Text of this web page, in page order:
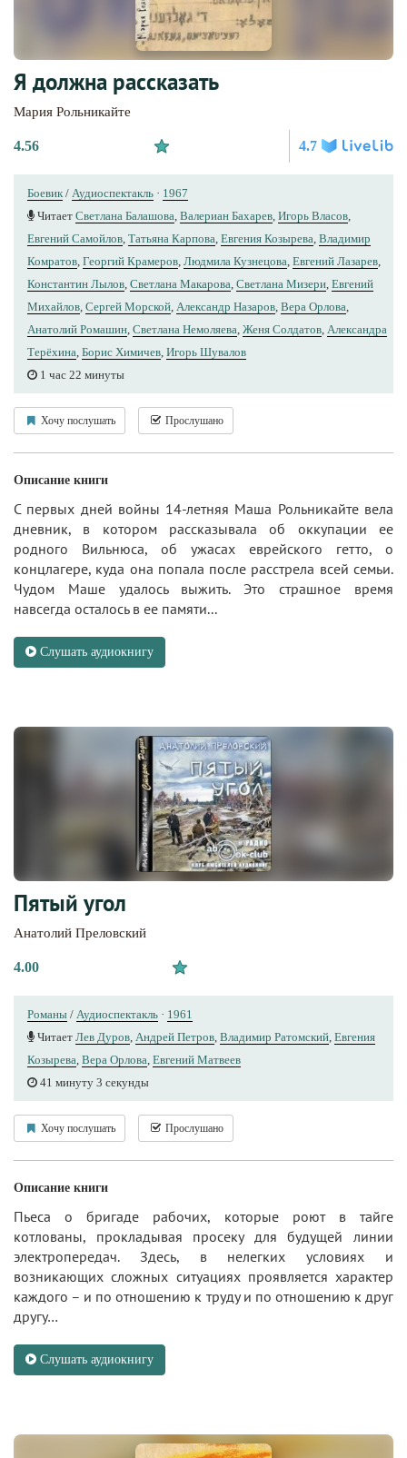
Я должна рассказать
Мария Рольникайте
4.56 4.7
Боевик / Аудиоспектакль · 1967
Читает Светлана Балашова Валериан Бахарев Игорь Власов
Евгений Самойлов Татьяна Карпова Евгения Козырева Владимир
Комратов Георгий Крамеров Людмила Кузнецова Евгений Лазарев
Константин Лылов Светлана Макарова Светлана Мизери Евгений
Михайлов Сергей Морской Александр Назаров Вера Орлова
Анатолий Ромашин Светлана Немоляева Женя Солдатов Александра
Терёхина Борис Химичев Игорь Шувалов
1 час 22 минуты
Хочу послушать Прослушано
Описание книги
С первых дней войны 14-летняя Маша Рольникайте вела
дневник, в котором рассказывала об оккупации ее
родного Вильнюса, об ужасах еврейского гетто, о
концлагере, куда она попала после расстрела всей семьи.
Чудом Маше удалось выжить. Это страшное время
навсегда осталось в ее памяти...
Слушать аудиокнигу
Пятый угол
Анатолий Преловский
4.00
Романы / Аудиоспектакль · 1961
Читает Лев Дуров Андрей Петров Владимир Ратомский Евгения
Козырева Вера Орлова Евгений Матвеев
41 минуту 3 секунды
Хочу послушать Прослушано
Описание книги
Пьеса о бригаде рабочих, которые роют в тайге
котлованы, прокладывая просеку для будущей линии
электропередач. Здесь, в нелегких условиях и
возникающих сложных ситуациях проявляется характер
каждого – и по отношению к труду и по отношению к друг
другу…
Слушать аудиокнигу